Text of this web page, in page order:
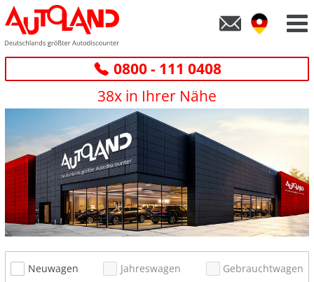
0800 - 111 0408
38x in Ihrer Nähe
Neuwagen Jahreswagen
Gebrauchtwagen